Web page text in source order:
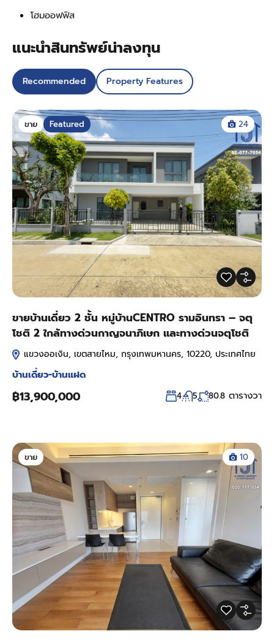
โฮมออฟฟิส
แนะนำสินทรัพย์น่าลงทุน
Recommended Property Features
ขาย Featured 24
ขายบ้านเดี่ยว 2 ชั้น หมู่บ้านCENTRO รามอินทรา – จตุ
โชติ 2 ใกล้ทางด่วนกาญจนาภิเษก และทางด่วนจตุโชติ
แขวงออเงิน, เขตสายไหม, กรุงเทพมหานคร, 10220, ประเทศไทย
บ้านเดี่ยว-บ้านแฝด
฿13,900,000 4 5 80.8 ตารางวา
ขาย 10